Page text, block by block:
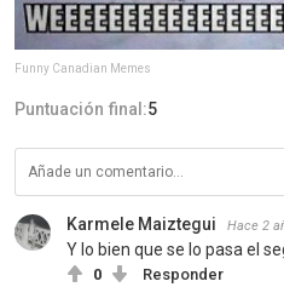
Funny Canadian Memes
Puntuación final:5
Karmele Maiztegui Hace 2
Y lo bien que se lo pasa el
0 Responder